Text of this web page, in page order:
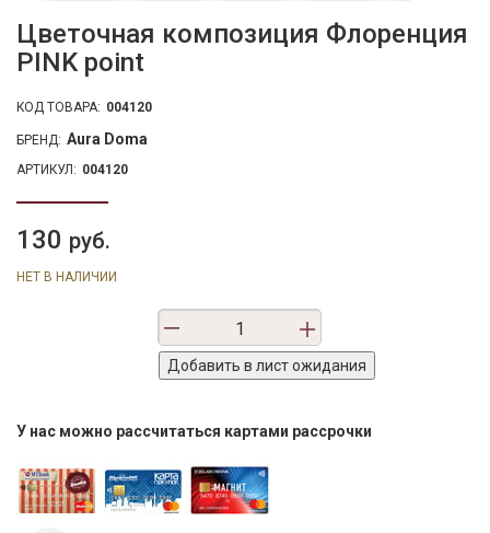
Цветочная композиция Флоренция
PINK point
КОД ТОВАРА: 004120
БРЕНД: Aura Doma
АРТИКУЛ: 004120
130 руб.
НЕТ В НАЛИЧИИ
У нас можно рассчитаться картами рассрочки